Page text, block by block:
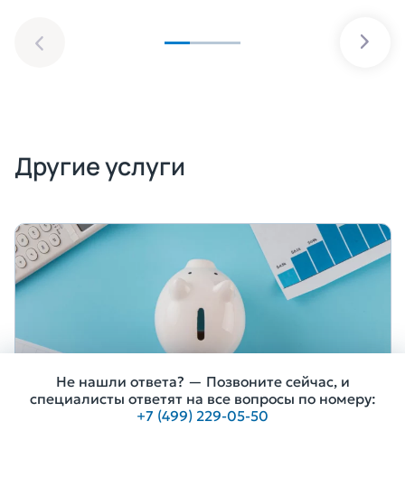
Другие услуги
Не нашли ответа? — Позвоните сейчас, и
специалисты ответят на все вопросы по номеру:
+7 (499) 229-05-50